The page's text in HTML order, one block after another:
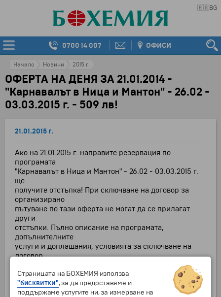
🇧🇬BG
0700 14 007 ОФИСИ
Начало Новини 2015 г.
ОФЕРТА НА ДЕНЯ ЗА 21.01.2014 -
"Карнавалът в Ница и Мантон" - 26.02 -
03.03.2015 г. - 509 лв!
21.01.2015 г.
Ако на 21.01.2015 г. направите резервация по
програмата
"Карнавалът в Ница и Мантон" - 26.02 - 03.03.2015 г.
ще
получите отстъпка! При сключване на договор за
организирано
пътуване по тази оферта не могат да се прилагат
други
отстъпки. Пълно описание на програмата,
допълнителните
услуги и доплащания, условията за сключване на
договор
можете да намерите в нашите офиси и на страницата
на
програмата:
Страницата на БОХЕМИЯ използва
"бисквитки", за да предоставяме и
поддържаме услугите ни, за измерване на